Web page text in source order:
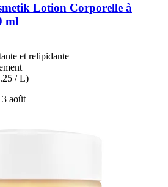
Lotion Corporelle à
ml
et relipidante
/ L)
août